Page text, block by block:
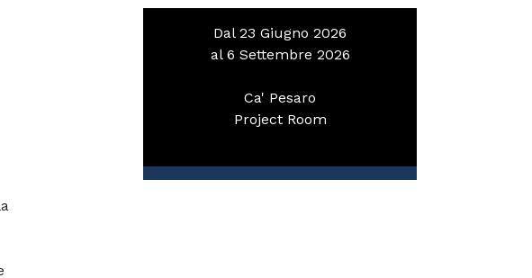
Dal 23 Giugno 2026
al 6 Settembre 2026
Ca' Pesaro
Project Room